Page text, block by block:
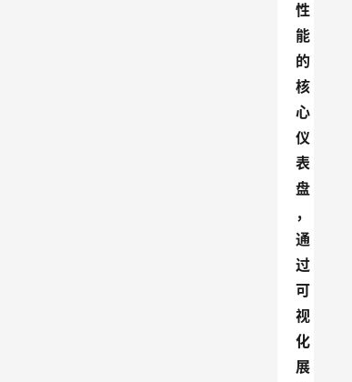
性
能
的
核
心
仪
表
盘
，
通
过
可
视
化
展